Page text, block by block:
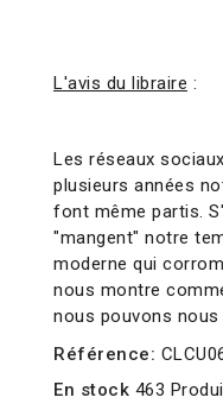
L'avis du libraire :
Les réseaux
plusieurs années
font même partis.
"mangent" notre
moderne qui
nous montre
nous pouvons
Référence:
En stock 463